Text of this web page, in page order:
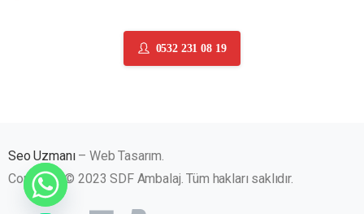
0532 231 08 19
Seo Uzmanı– Web Tasarım.
Copyright © 2023 SDF Ambalaj. Tüm hakları saklıdır.